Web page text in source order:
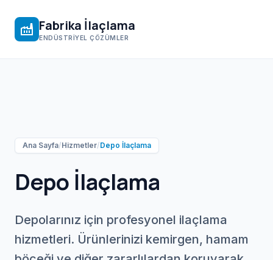
factory Fabrika İlaçlama
ENDÜSTRIYEL ÇÖZÜMLER
Ana Sayfa/Hizmetler/Depo İlaçlama
Depo İlaçlama
Depolarınız için profesyonel ilaçlama
hizmetleri. Ürünlerinizi kemirgen, hamam